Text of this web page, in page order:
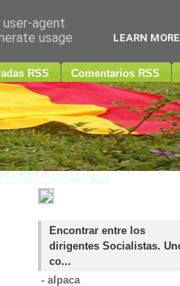
RSS Comentarios RSS
Encontrar entre los
dirigentes Socialistas.
co...
- alpaca
agent
usage
LEARN MORE